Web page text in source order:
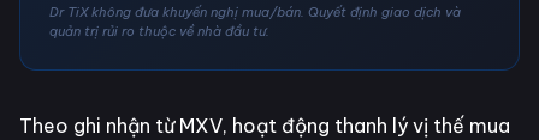
Dr TiX không đưa khuyến nghị mua/bán. Quyết định giao dịch và
quản trị rủi ro thuộc về nhà đầu tư.
Theo ghi nhận từ MXV, hoạt động thanh lý vị thế mua